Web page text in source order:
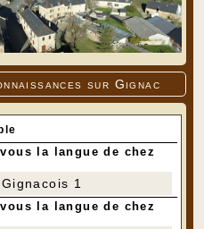
sur Gignac
la langue de chez
1
la langue de chez